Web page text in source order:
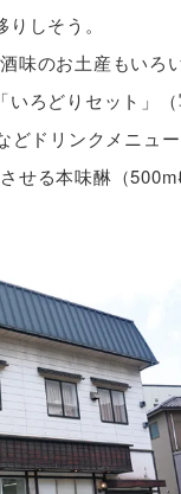
しそう。
味のお土産もい
ろどりセット」
どドリンクメニュ
せる本味醂（